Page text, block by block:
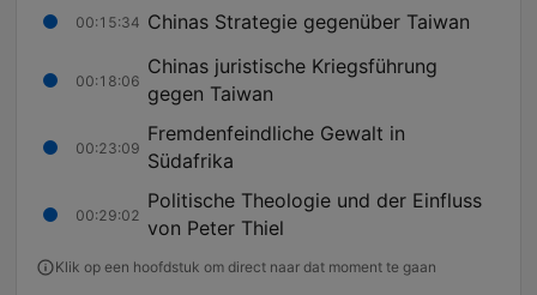
00:15:34 Chinas Strategie gegenüber Taiwan
00:18:06
Chinas juristische Kriegsführung
gegen Taiwan
00:23:09
Fremdenfeindliche Gewalt in
Südafrika
00:29:02
Politische Theologie und der Einfluss
von Peter Thiel
Klik op een hoofdstuk om direct naar dat moment te gaan